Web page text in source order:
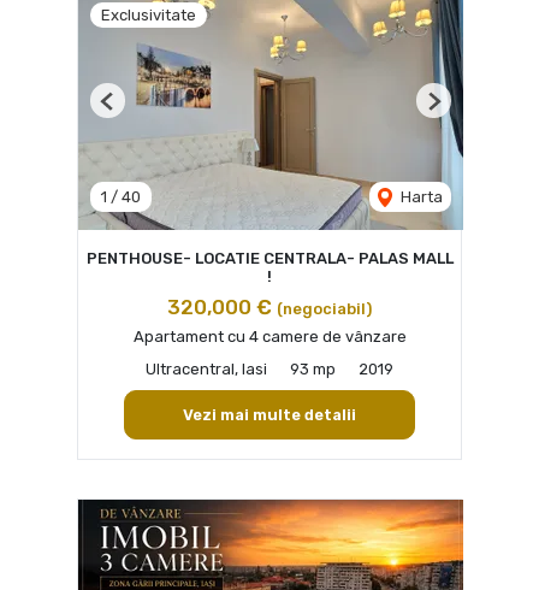
Exclusivitate
1 / 40 Harta
Previous Next
PENTHOUSE- LOCATIE CENTRALA- PALAS MALL
!
320,000 € (negociabil)
Apartament cu 4 camere de vânzare
Ultracentral, Iasi
93 mp 2019
Vezi mai multe detalii